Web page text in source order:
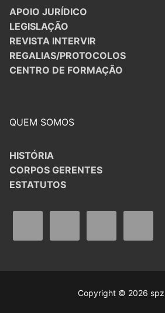
APOIO JURÍDICO
LEGISLAÇÃO
REVISTA INTERVIR
REGALIAS/PROTOCOLOS
CENTRO DE FORMAÇÃO
QUEM SOMOS
HISTÓRIA
CORPOS GERENTES
ESTATUTOS
Copyright © 2026